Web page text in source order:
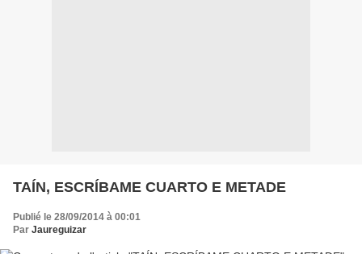
TAÍN, ESCRÍBAME CUARTO E METADE
Publié le 28/09/2014 à 00:01
Par Jaureguizar